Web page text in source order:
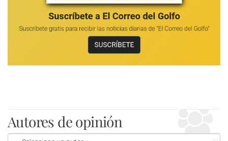
Autores de opinión